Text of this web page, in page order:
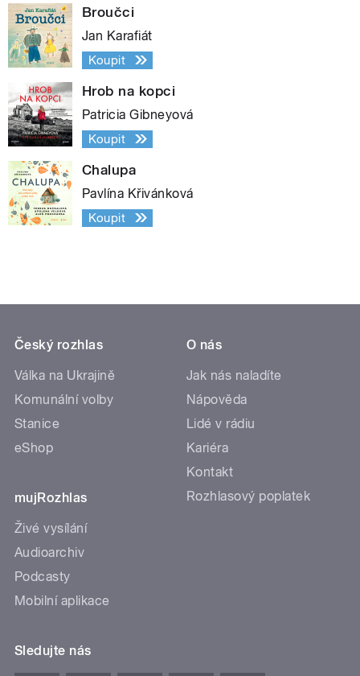
Broučci
Jan Karafiát
Koupit
Hrob na kopci
Patricia Gibneyová
Koupit
Chalupa
Pavlína Křivánková
Koupit
Český rozhlas
Válka na Ukrajině
Komunální volby
Stanice
eShop
mujRozhlas
Živé vysílání
Audioarchiv
Podcasty
Mobilní aplikace
O nás
Jak nás naladíte
Nápověda
Lidé v rádiu
Kariéra
Kontakt
Rozhlasový poplatek
Sledujte nás